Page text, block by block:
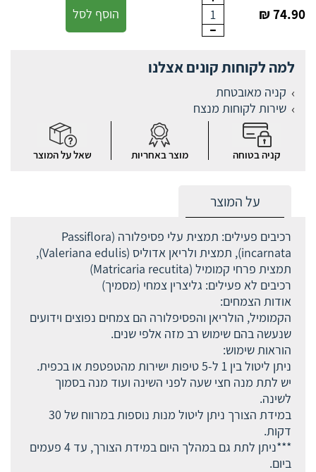
74.90 ₪
1 הוסף לסל
למה לקוחות קונים אצלנו
קניה מאובטחת
שירות לקוחות מנצח
קניה בטוחה מוצר באחריות שאל על המוצר
על המוצר
רכיבים פעילים: תמצית עלי פסיפלורה (Passiflora
incarnata), תמצית ולריאן אדוליס (Valeriana edulis),
תמצית פרחי קמומיל (Matricaria recutita)
רכיבים לא פעילים: גליצרין צמחי (מסמיך)
אודות הצמחים:
הקמומיל, הולריאן והפסיפלורה הם צמחים נפוצים וידועים
שנעשה בהם שימוש רב מזה אלפי שנים.
הוראות שימוש:
ניתן ליטול בין 1 ל-5 טיפות ישירות מהטפטפת או בכפית.
יש לתת מנה חצי שעה לפני השינה ועוד מנה בסמוך
לשינה.
במידת הצורך ניתן ליטול מנות נוספות במרווח של 30
דקות.
***ניתן לתת גם במהלך היום במידת הצורך, עד 4 פעמים
ביום.